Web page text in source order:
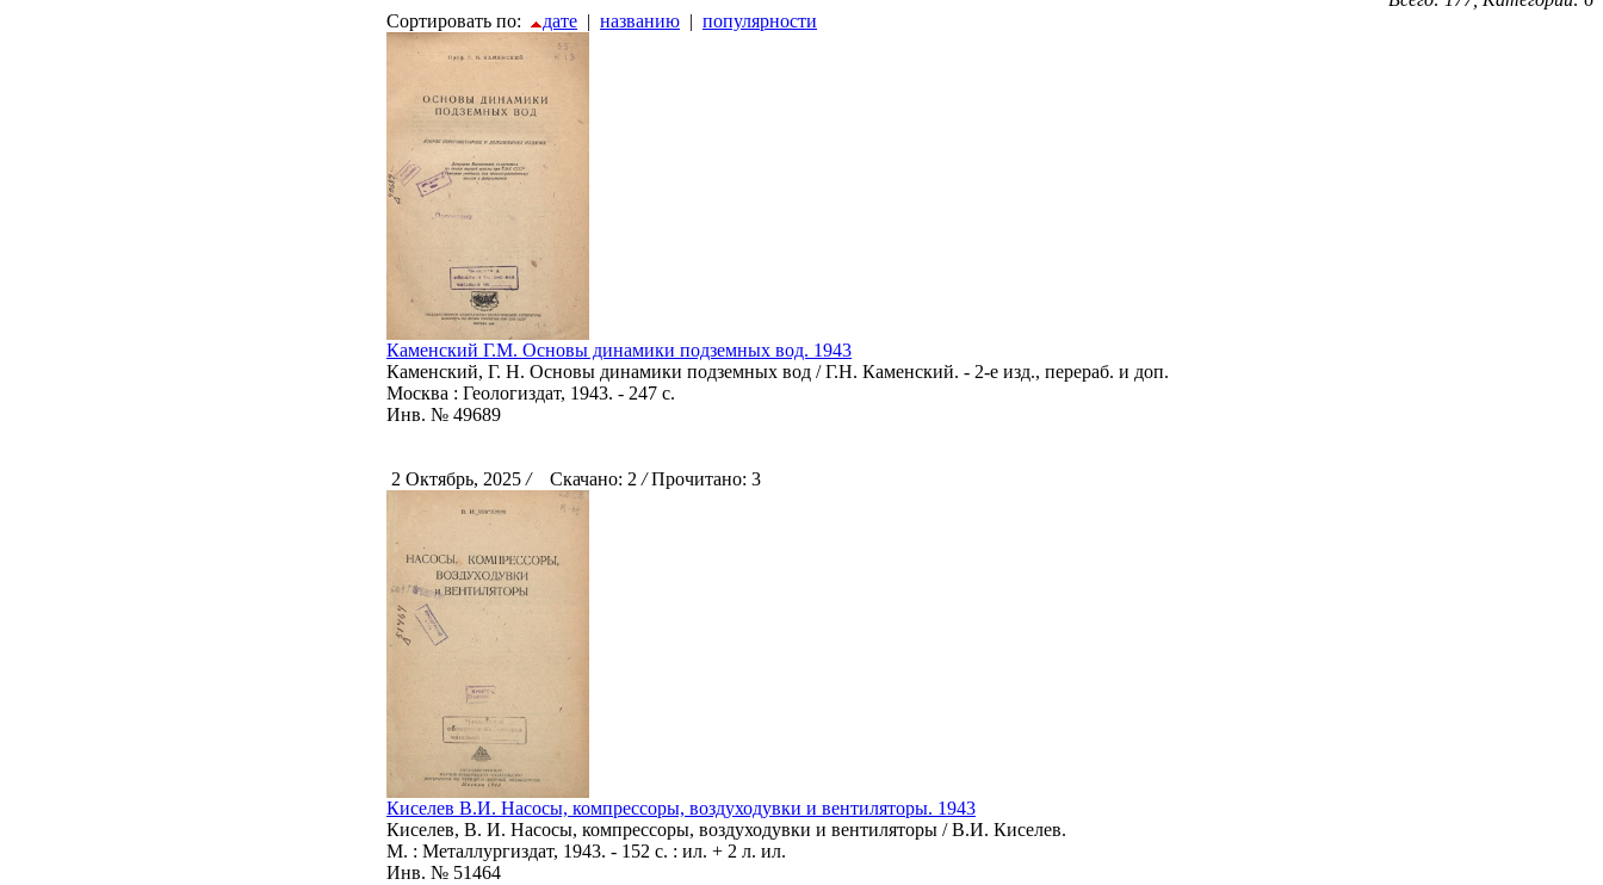
Сортировать по:
дате | названию | популярности
Каменский Г.М. Основы динамики подземных вод. 1943
Каменский, Г. Н. Основы динамики подземных вод / Г.Н. Каменский. - 2-е изд., перераб. и доп.
Москва : Геологиздат, 1943. - 247 с.
Инв. № 49689
2 Октябрь, 2025 /Скачано: 2 /Прочитано: 3
Киселев В.И. Насосы, компрессоры, воздуходувки и вентиляторы. 1943
Киселев, В. И. Насосы, компрессоры, воздуходувки и вентиляторы / В.И. Киселев.
М. : Металлургиздат, 1943. - 152 с. : ил. + 2 л. ил.
Инв. № 51464